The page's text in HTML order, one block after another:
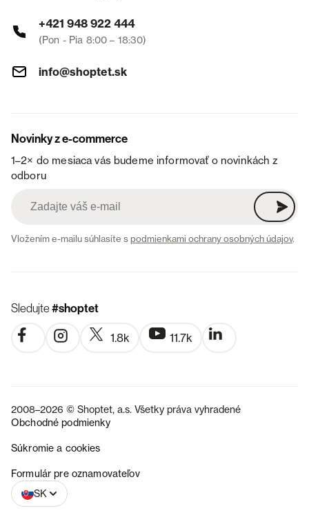
+421 948 922 444
(Pon - Pia 8:00 – 18:30)
info@shoptet.sk
Novinky z e-commerce
1–2× do mesiaca vás budeme informovať o novinkách z
odboru
Vložením e-mailu súhlasíte spodmienkami ochrany osobných údajov.
Sledujte#shoptet
1.8k 11.7k
2008–2026 © Shoptet, a.s. Všetky práva vyhradené
Obchodné podmienky
Súkromie a cookies
Formulár pre oznamovateľov
SK